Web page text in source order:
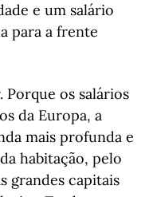
e um salário
para a frente
os salários
da Europa, a
mais profunda e
habitação, pelo
grandes capitais